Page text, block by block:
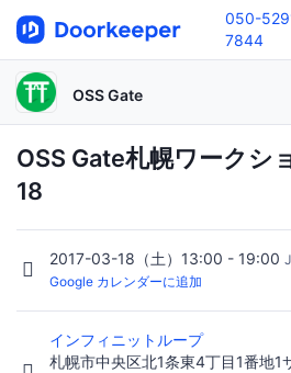
050-
7844
OSS Gate
OSS Gate札幌ワークシ
18
2017-03-18（土）13:00 - 19:00
Google カレンダーに追加
インフィニットループ
札幌市中央区北1条東4丁目1番地1